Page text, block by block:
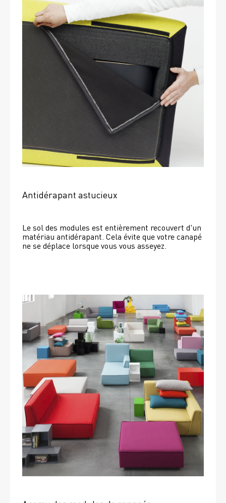
Antidérapant astucieux
Le sol des modules est entièrement recouvert d'un
matériau antidérapant. Cela évite que votre canapé
ne se déplace lorsque vous vous asseyez.